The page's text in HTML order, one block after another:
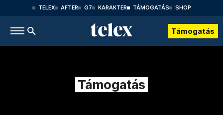
TELEX AFTER G7 KARAKTER TÁMOGATÁS SHOP
Támogatás
Támogatás